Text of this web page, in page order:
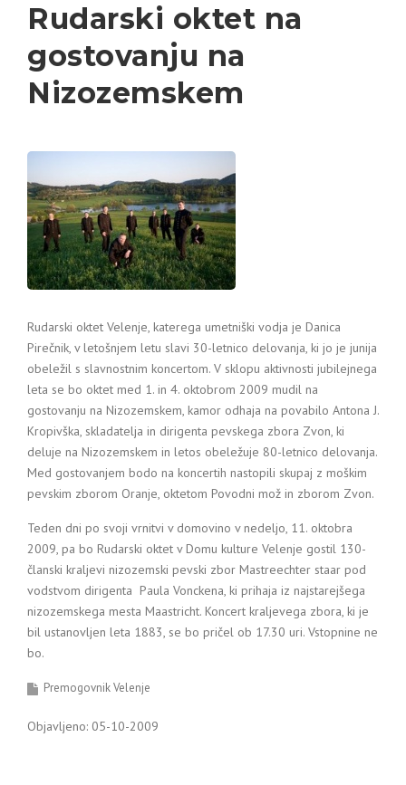
Rudarski oktet na
gostovanju na
Nizozemskem
Rudarski oktet Velenje, katerega umetniški vodja je Danica
Pirečnik, v letošnjem letu slavi 30-letnico delovanja, ki jo je junija
obeležil s slavnostnim koncertom. V sklopu aktivnosti jubilejnega
leta se bo oktet med 1. in 4. oktobrom 2009 mudil na
gostovanju na Nizozemskem, kamor odhaja na povabilo Antona J.
Kropivška, skladatelja in dirigenta pevskega zbora Zvon, ki
deluje na Nizozemskem in letos obeležuje 80-letnico delovanja.
Med gostovanjem bodo na koncertih nastopili skupaj z moškim
pevskim zborom Oranje, oktetom Povodni mož in zborom Zvon.
Teden dni po svoji vrnitvi v domovino v nedeljo, 11. oktobra
2009, pa bo Rudarski oktet v Domu kulture Velenje gostil 130-
članski kraljevi nizozemski pevski zbor Mastreechter staar pod
vodstvom dirigenta Paula Vonckena, ki prihaja iz najstarejšega
nizozemskega mesta Maastricht. Koncert kraljevega zbora, ki je
bil ustanovljen leta 1883, se bo pričel ob 17.30 uri. Vstopnine ne
bo.
Premogovnik Velenje
Objavljeno: 05-10-2009